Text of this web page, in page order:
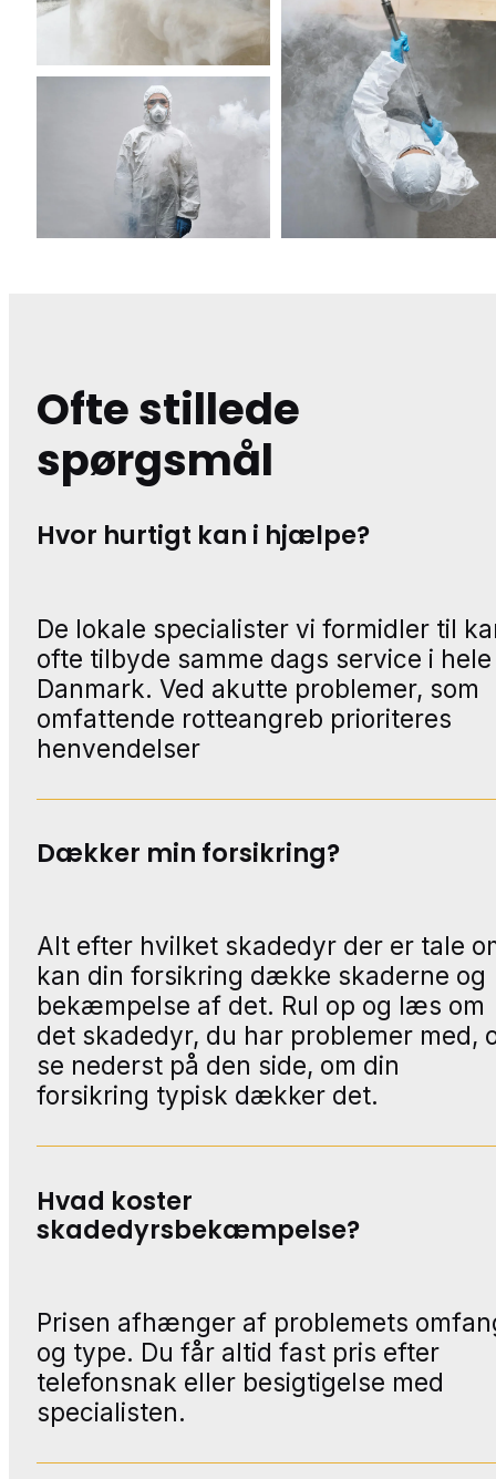
Ofte stillede
spørgsmål
Hvor hurtigt kan i hjælpe?
De lokale specialister vi formidler til
ofte tilbyde samme dags service i hele
Danmark. Ved akutte problemer, som
omfattende rotteangreb prioriteres
henvendelser
Dækker min forsikring?
Alt efter hvilket skadedyr der er tale
kan din forsikring dække skaderne og
bekæmpelse af det. Rul op og læs om
det skadedyr, du har problemer med,
se nederst på den side, om din
forsikring typisk dækker det.
Hvad koster
skadedyrsbekæmpelse?
Prisen afhænger af problemets
og type. Du får altid fast pris efter
telefonsnak eller besigtigelse med
specialisten.